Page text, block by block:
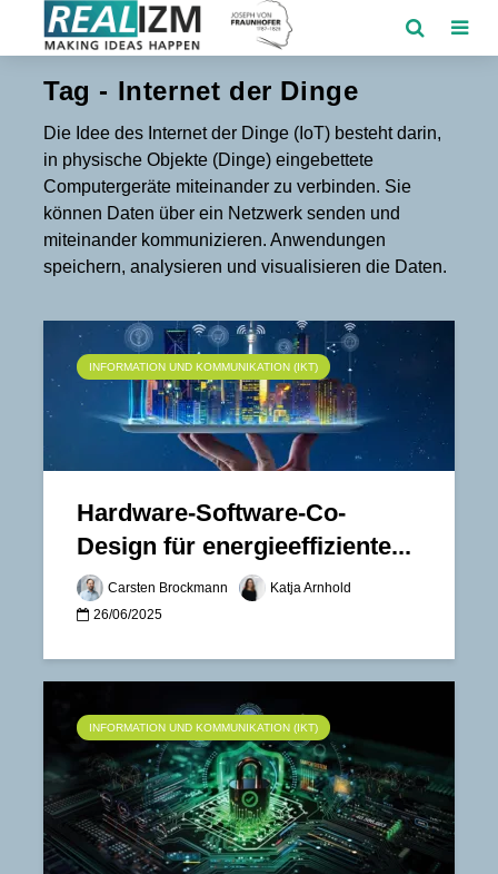
Tag - Internet der Dinge
Die Idee des Internet der Dinge (IoT) besteht darin,
in physische Objekte (Dinge) eingebettete
Computergeräte miteinander zu verbinden. Sie
können Daten über ein Netzwerk senden und
miteinander kommunizieren. Anwendungen
speichern, analysieren und visualisieren die Daten.
INFORMATION UND KOMMUNIKATION (IKT)
Hardware-Software-Co-
Design für energieeffiziente...
Carsten Brockmann
Katja Arnhold
26/06/2025
INFORMATION UND KOMMUNIKATION (IKT)